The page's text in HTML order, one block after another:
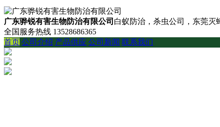
广东骅锐有害生物防治有限公司 白蚁防治，杀虫公司，东莞灭
全国服务热线 13528686365
首页 公司介绍 产品供应 公司新闻 联系我们